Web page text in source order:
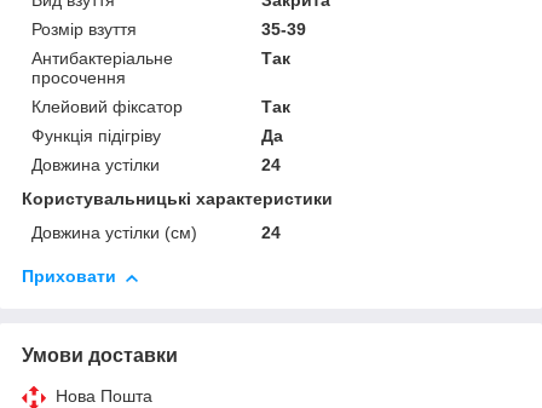
Розмір взуття
35-39
Антибактеріальне
просочення
Так
Клейовий фіксатор
Так
Функція підігріву
Да
Довжина устілки
24
Користувальницькі характеристики
Довжина устілки (см)
24
Приховати
Умови доставки
Нова Пошта